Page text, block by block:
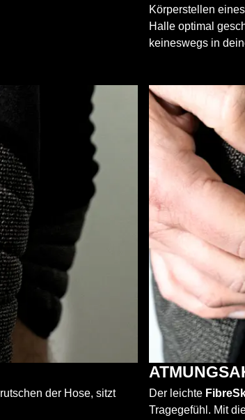
Körperstellen
Halle optimal
keineswegs in
der Hose, sitzt
Der leichte
Tragegefühl. Mit